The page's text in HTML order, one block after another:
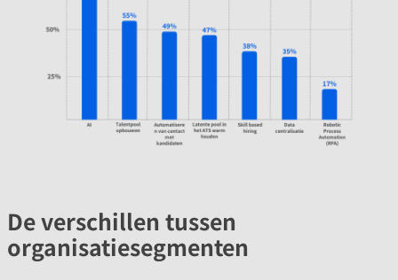
De verschillen tussen
organisatiesegmenten